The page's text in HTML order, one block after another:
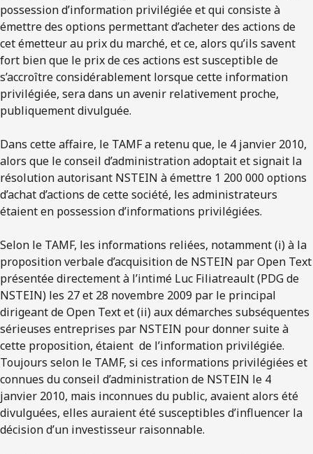
possession d’information privilégiée et qui consiste à
émettre des options permettant d’acheter des actions de
cet émetteur au prix du marché, et ce, alors qu’ils savent
fort bien que le prix de ces actions est susceptible de
s’accroître considérablement lorsque cette information
privilégiée, sera dans un avenir relativement proche,
publiquement divulguée.
Dans cette affaire, le TAMF a retenu que, le 4 janvier 2010,
alors que le conseil d’administration adoptait et signait la
résolution autorisant NSTEIN à émettre 1 200 000 options
d’achat d’actions de cette société, les administrateurs
étaient en possession d’informations privilégiées.
Selon le TAMF, les informations reliées, notamment (i) à la
proposition verbale d’acquisition de NSTEIN par Open Text
présentée directement à l’intimé Luc Filiatreault (PDG de
NSTEIN) les 27 et 28 novembre 2009 par le principal
dirigeant de Open Text et (ii) aux démarches subséquentes
sérieuses entreprises par NSTEIN pour donner suite à
cette proposition, étaient de l’information privilégiée.
Toujours selon le TAMF, si ces informations privilégiées et
connues du conseil d’administration de NSTEIN le 4
janvier 2010, mais inconnues du public, avaient alors été
divulguées, elles auraient été susceptibles d’influencer la
décision d’un investisseur raisonnable.